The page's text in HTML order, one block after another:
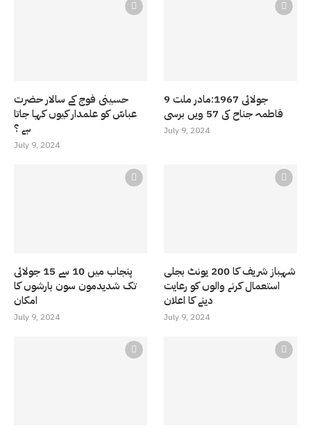
حسینی فوج کے سالار حضرت
عباسّ کو علمدار کیوں کہا جاتا
ہے ؟
July 9, 2024
9 جولائی 1967:مادر ملت
فاطمہ جناح کی 57 ویں برسی
July 9, 2024
پنجاب میں 10 سے 15 جولائی
تک شدیدمون سون بارشوں کا
امکان
July 9, 2024
شہباز شریف کا 200 یونٹ بجلی
استعمال کرنے والوں کو رعایت
دینے کا اعلان
July 9, 2024